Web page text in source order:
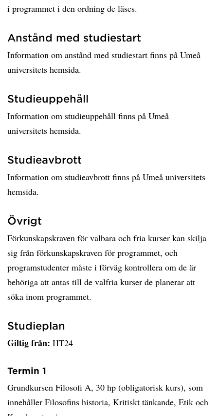
i programmet i den ordning de läses.
Anstånd med studiestart
Information om anstånd med studiestart finns på Umeå
universitets hemsida.
Studieuppehåll
Information om studieuppehåll finns på Umeå
universitets hemsida.
Studieavbrott
Information om studieavbrott finns på Umeå universitets
hemsida.
Övrigt
Förkunskapskraven för valbara och fria kurser kan skilja
sig från förkunskapskraven för programmet, och
programstudenter måste i förväg kontrollera om de är
behöriga att antas till de valfria kurser de planerar att
söka inom programmet.
Studieplan
Giltig från: HT24
Termin 1
Grundkursen Filosofi A, 30 hp (obligatorisk kurs), som
innehåller Filosofins historia, Kritiskt tänkande, Etik och